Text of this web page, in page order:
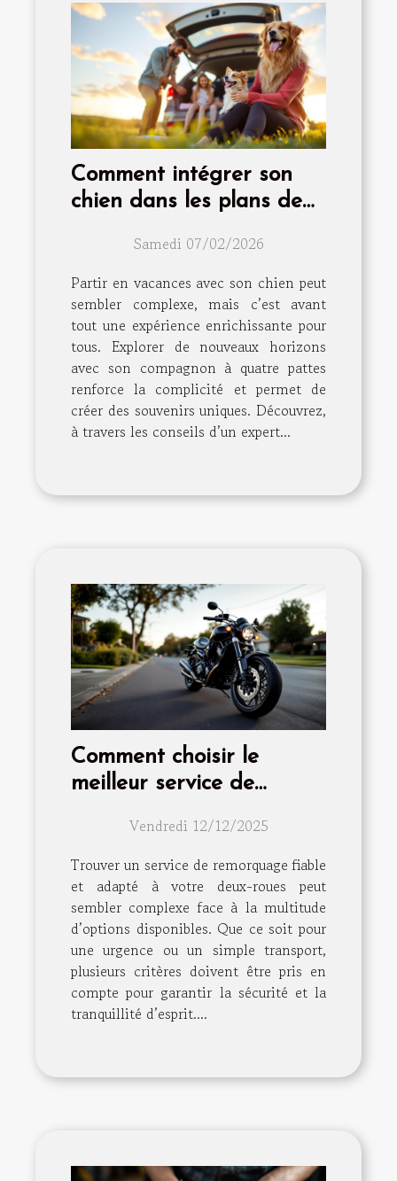
Comment intégrer son
chien dans les plans de
Samedi 07/02/2026
Partir en vacances avec son chien peut
sembler complexe, mais c’est avant
tout une expérience enrichissante pour
tous. Explorer de nouveaux horizons
avec son compagnon à quatre pattes
renforce la complicité et permet de
créer des souvenirs uniques. Découvrez,
à travers les conseils d’un expert...
Comment choisir le
meilleur service de
deux-roues ?
Vendredi 12/12/2025
Trouver un service de remorquage fiable
et adapté à votre deux-roues peut
sembler complexe face à la multitude
d’options disponibles. Que ce soit pour
une urgence ou un simple transport,
plusieurs critères doivent être pris en
compte pour garantir la sécurité et la
tranquillité d’esprit....